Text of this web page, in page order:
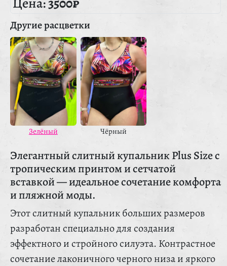
Другие расцветки
Зелёный Чёрный
Элегантный слитный купальник Plus Size с
тропическим принтом и сетчатой
вставкой — идеальное сочетание комфорта
и пляжной моды.
Этот слитный купальник больших размеров
разработан специально для создания
эффектного и стройного силуэта. Контрастное
сочетание лаконичного черного низа и яркого